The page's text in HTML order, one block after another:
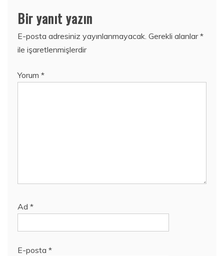
Bir yanıt yazın
E-posta adresiniz yayınlanmayacak. Gerekli alanlar*
ile işaretlenmişlerdir
Yorum *
Ad *
E-posta *